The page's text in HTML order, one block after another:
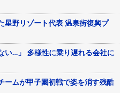
星野リゾート代表 温泉街復興プ
い...」 多様性に乗り遅れる会社に
ームが甲子園初戦で姿を消す残酷